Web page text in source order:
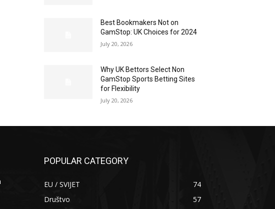
Best Bookmakers Not on
GamStop: UK Choices for 2024
July 20, 2026
Why UK Bettors Select Non
GamStop Sports Betting Sites
for Flexibility
July 20, 2026
POPULAR CATEGORY
EU / SVIJET
74
Društvo
57